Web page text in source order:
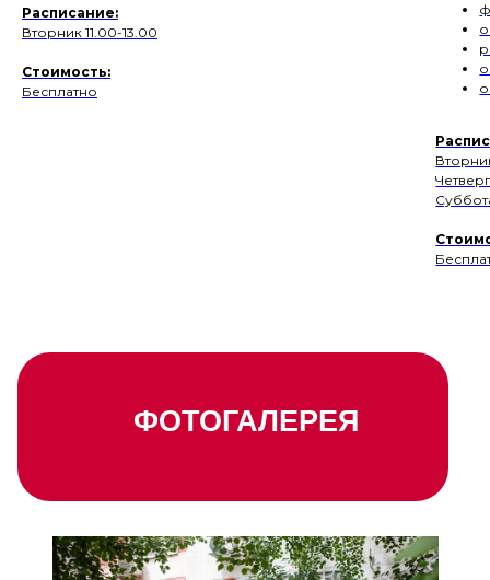
Расп исание:
Вторник 11.00-13.00
Стоимость:
Бесплатно
Расп
ФОТОГАЛЕРЕЯ